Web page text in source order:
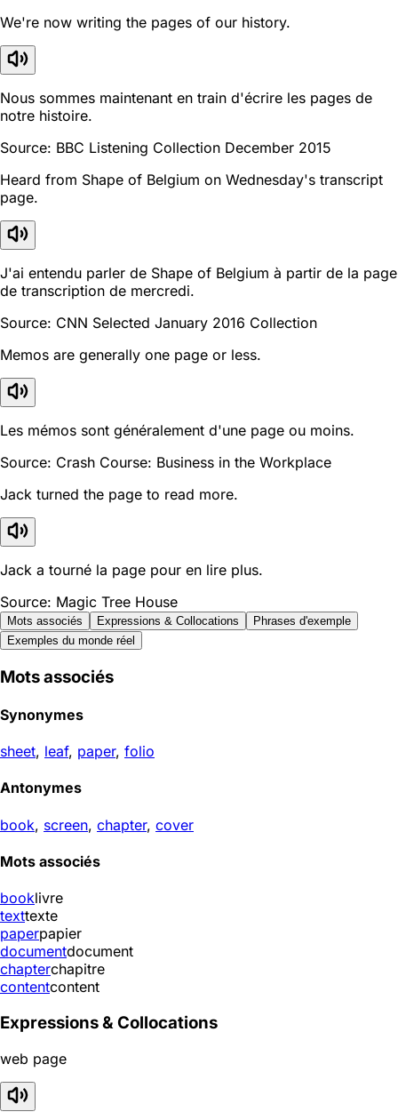
We're now writing the pages of our history.
Nous sommes maintenant en train d'écrire les pages de
notre histoire.
Source: BBC Listening Collection December 2015
Heard from Shape of Belgium on Wednesday's transcript
page.
J'ai entendu parler de Shape of Belgium à partir de la page
de transcription de mercredi.
Source: CNN Selected January 2016 Collection
Memos are generally one page or less.
Les mémos sont généralement d'une page ou moins.
Source: Crash Course: Business in the Workplace
Jack turned the page to read more.
Jack a tourné la page pour en lire plus.
Source: Magic Tree House
Mots associés Expressions & Collocations
Phrases d'exemple
Exemples du monde réel
Mots associés
Synonymes
sheet, leaf, paper, folio
Antonymes
book, screen, chapter, cover
Mots associés
booklivre
texttexte
paperpapier
documentdocument
chapterchapitre
contentcontent
Expressions & Collocations
web page